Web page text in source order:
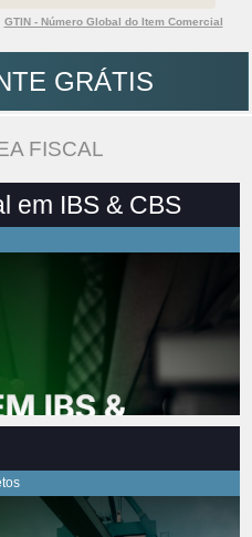
GTIN - Número Global do Item Comercial
GRÁTIS
FISCAL
em IBS & CBS